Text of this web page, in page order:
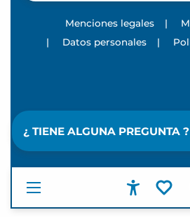
Voir
¿ TIENE ALGUNA PREGUNTA ?
Menciones legales |
|
Datos personales |